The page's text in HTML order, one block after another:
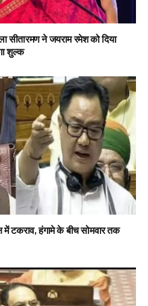
सीतारमण ने जयराम रमेश को दिया
शुल्क
टकराव, हंगामे के बीच सोमवार तक